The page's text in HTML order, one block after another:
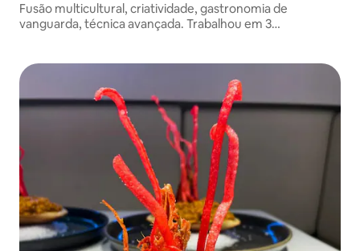
Fusão multicultural, criatividade, gastronomia de
vanguarda, técnica avançada. Trabalhou em 3